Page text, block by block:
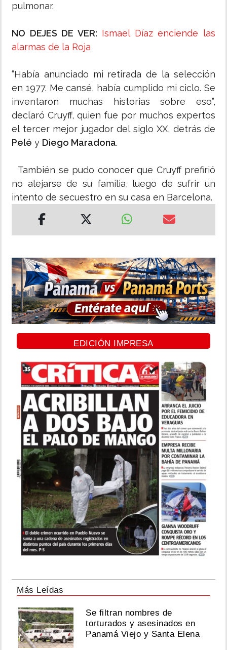
pulmonar.
NO DEJES DE VER: Ismael Díaz enciende las
alarmas de la Roja
“Había anunciado mi retirada de la selección
en 1977. Me cansé, había cumplido mi ciclo. Se
inventaron muchas historias sobre eso”,
declaró Cruyff, quien fue por muchos expertos
el tercer mejor jugador del siglo XX, detrás de
Pelé y Diego Maradona.
También se pudo conocer que Cruyff prefirió
no alejarse de su familia, luego de sufrir un
intento de secuestro en su casa en Barcelona.
EDICIÓN IMPRESA
Más Leídas
Se filtran nombres de
torturados y asesinados en
Panamá Viejo y Santa Elena